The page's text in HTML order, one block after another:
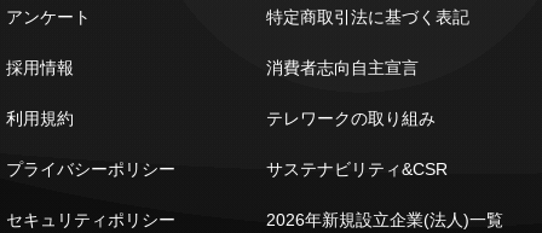
アンケート
採用情報
利用規約
プライバシーポリシー
セキュリティポリシー
特定商取引法に基づく表記
消費者志向自主宣言
テレワークの取り組み
サステナビリティ&CSR
2026年新規設立企業(法人)一覧